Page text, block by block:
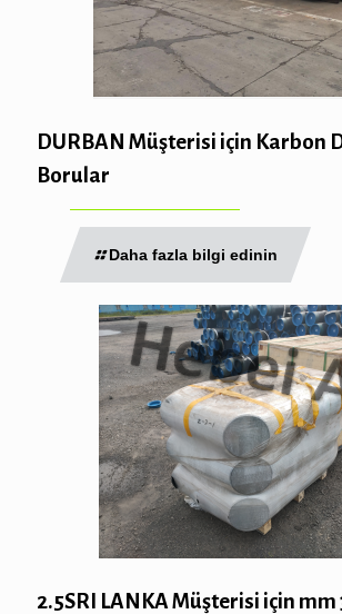
DURBAN Müşterisi için Karbon
Borular
Daha fazla bilgi edinin
2.5SRI LANKA Müşterisi için mm